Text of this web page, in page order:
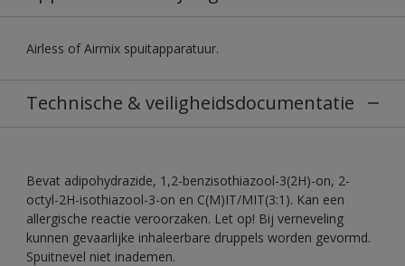
Airless of Airmix spuitapparatuur.
Technische & veiligheidsdocumentatie
Bevat adipohydrazide, 1,2-benzisothiazool-3(2H)-on, 2-
octyl-2H-isothiazool-3-on en C(M)IT/MIT(3:1). Kan een
allergische reactie veroorzaken. Let op! Bij verneveling
kunnen gevaarlijke inhaleerbare druppels worden gevormd.
Spuitnevel niet inademen.